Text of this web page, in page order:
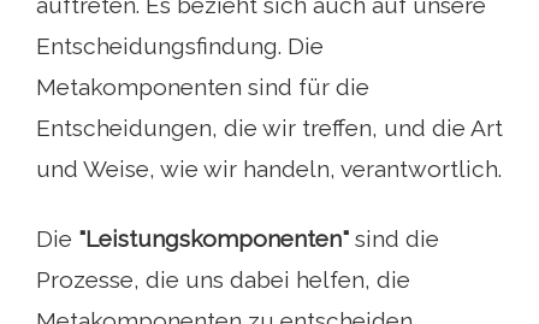
Entscheidungsfindung. Die
Metakomponenten sind für die
Entscheidungen, die wir treffen, und die Art
und Weise, wie wir handeln, verantwortlich.
Die "Leistungskomponenten" sind die
Prozesse, die uns dabei helfen, die